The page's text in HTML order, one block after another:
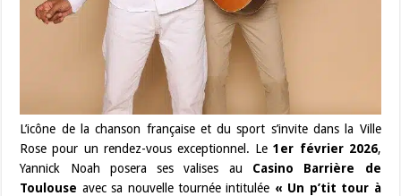
L’icône de la chanson française et du sport s’invite dans la Ville
Rose pour un rendez-vous exceptionnel. Le1er février 2026,
Yannick Noah posera ses valises au Casino Barrière de
Toulouse avec sa nouvelle tournée intitulée « Un p’tit tour à